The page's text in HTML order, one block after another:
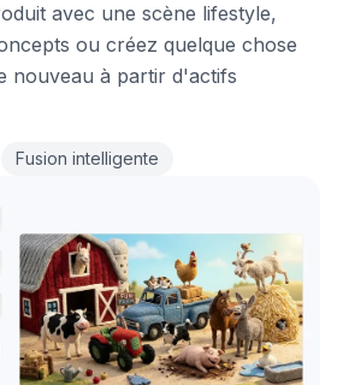
avec une scène lifestyle,
ou créez quelque chose
nouveau à partir d'actifs
Fusion intelligente